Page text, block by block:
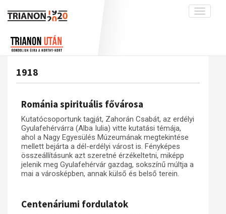
Toggle
A békerendszer megszilárdulása
Utókor és emlékezet
Adatbázis
Emlékművek (feltöltés alatt)
Menekültek
Visszhang
Publikációk
Kapcsolat
Dokumentumok
1918
Románia spirituális fővárosa
Kutatócsoportunk tagját, Zahorán Csabát, az erdélyi
Gyulafehérvárra (Alba Iulia) vitte kutatási témája,
ahol a Nagy Egyesülés Múzeumának megtekintése
mellett bejárta a dél-erdélyi várost is. Fényképes
összeállításunk azt szeretné érzékeltetni, miképp
jelenik meg Gyulafehérvár gazdag, sokszínű múltja a
mai a városképben, annak külső és belső terein.
Centenáriumi fordulatok